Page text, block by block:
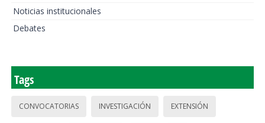
Noticias institucionales
Debates
Tags
CONVOCATORIAS INVESTIGACIÓN EXTENSIÓN